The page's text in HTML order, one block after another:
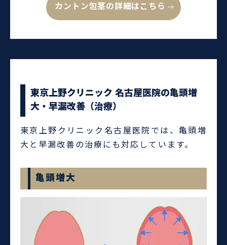
カントン包茎の詳細はこちら
東京上野クリニック 名古屋医院の亀頭増
大・早漏改善（治療）
東京上野クリニック名古屋医院では、亀頭増
大と早漏改善の治療にも対応しています。
亀頭増大